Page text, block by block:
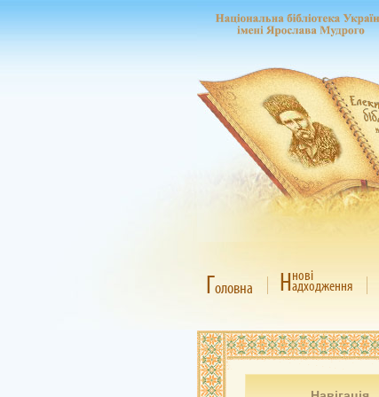
Головна Ннові
адходження